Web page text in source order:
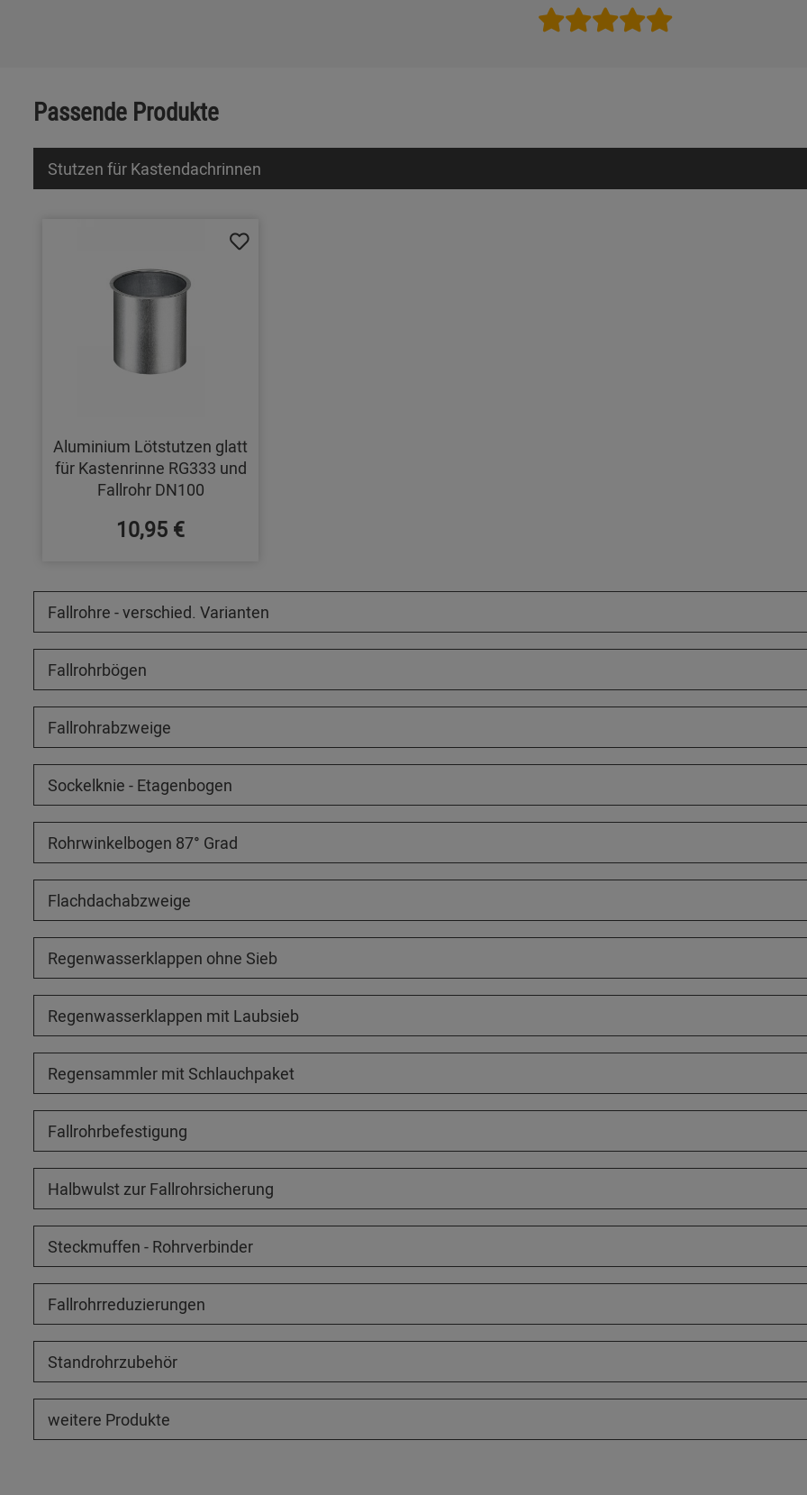
Passende Produkte
Stutzen für Kastendachrinnen
Aluminium Lötstutzen glatt
für Kastenrinne RG333 und
Fallrohr DN100
10,95 €
Fallrohre - verschied. Varianten
Fallrohrbögen
Fallrohrabzweige
Sockelknie - Etagenbogen
Rohrwinkelbogen 87° Grad
Flachdachabzweige
Regenwasserklappen ohne Sieb
Regenwasserklappen mit Laubsieb
Regensammler mit Schlauchpaket
Fallrohrbefestigung
Halbwulst zur Fallrohrsicherung
Steckmuffen - Rohrverbinder
Fallrohrreduzierungen
Standrohrzubehör
weitere Produkte